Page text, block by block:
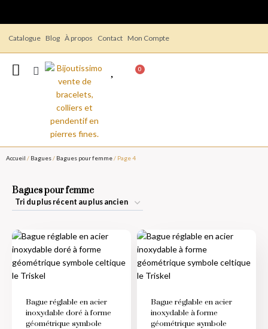
Catalogue Blog À propos Contact Mon Compte
0
Accueil / Bagues/ Bagues pour femme/ Page 4
Bagues pour femme
Bague réglable en acier
inoxydable doré à forme
géométrique symbole
Bague réglable en acier
inoxydable à forme
géométrique symbole